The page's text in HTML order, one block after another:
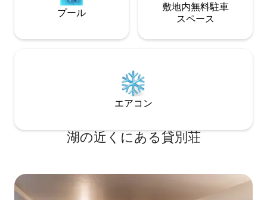
プール
敷地内無料駐⁠車
ス⁠ペ⁠ー⁠ス
エアコン
湖の近くにある貸別荘